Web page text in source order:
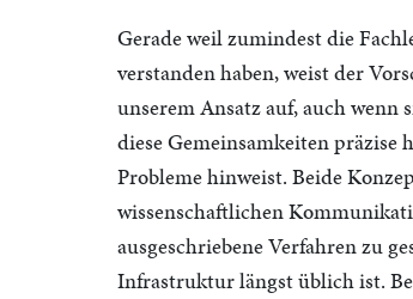
Gerade weil zumindest die
verstanden haben, weist der
unserem Ansatz auf, auch wenn
diese Gemeinsamkeiten präzise
Probleme hinweist. Beide
wissenschaftlichen
ausgeschriebene Verfahren zu
Infrastruktur längst üblich ist.